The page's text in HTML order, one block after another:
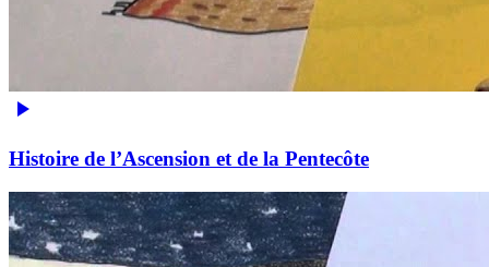
Histoire de l’Ascension et de la Pentecôte